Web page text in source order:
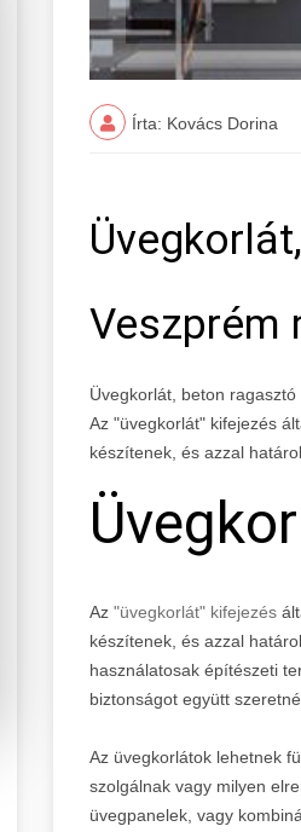
Írta: Kovács Dorina
Veszprém
Üvegkorlát, beton
Az "üvegkorlát" kifejezés
készítenek, és azzal
Az "üvegkorlát" kifejezés
készítenek, és azzal
használatosak építészeti
biztonságot együtt
Az üvegkorlátok lehetnek
szolgálnak vagy milyen
üvegpanelek, vagy